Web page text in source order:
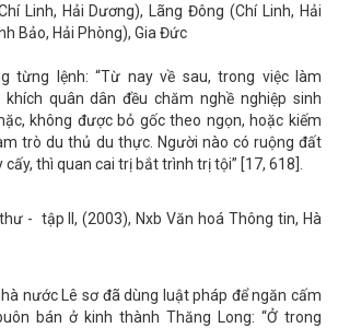
Linh, Hải Dương), Lãng Đông (Chí Linh, Hải
Bảo, Hải Phòng), Gia Đức
từng lệnh: “Từ nay về sau, trong việc làm
khích quân dân đều chăm nghề nghiệp sinh
không được bỏ gốc theo ngọn, hoặc kiếm
trò du thủ du thực. Người nào có ruộng đất
thì quan cai trị bắt trình trị tội” [17, 618].
- tập II, (2003), Nxb Văn hoá Thông tin, Hà
nước Lê sơ đã dùng luật pháp để ngăn cấm
bán ở kinh thành Thăng Long: “Ở trong